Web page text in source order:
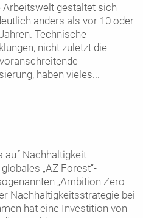
Arbeitswelt gestaltet sich
anders als vor 10 oder
Technische
nicht zuletzt die
haben vieles...
auf Nachhaltigkeit
„AZ Forest“-
„Ambition Zero
Nachhaltigkeitsstrategie bei
hat eine Investition von